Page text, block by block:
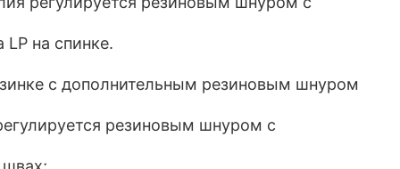
на спинке.
с дополнительным резиновым шнуром
резиновым шнуром с